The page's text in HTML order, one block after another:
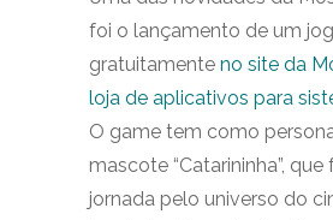
foi o lançamento de um
gratuitamente no site da
loja de aplicativos para
O game tem como
mascote “Catarininha”,
jornada pelo universo do